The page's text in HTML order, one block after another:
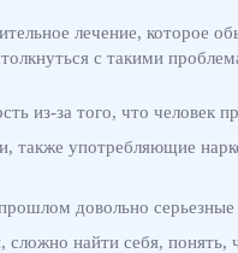
лечение, которое
с такими
из-за того, что человек
употребляющие
довольно
найти себя, понять,